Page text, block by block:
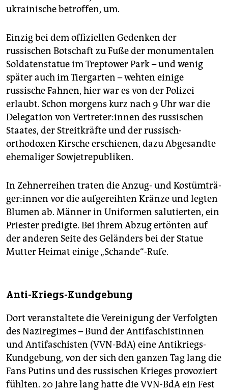
ukrainische betroffen, um.
Einzig bei dem offiziellen Gedenken der
russischen Botschaft zu Fuße der monumentalen
Soldatenstatue im Treptower Park – und wenig
später auch im Tiergarten – wehten einige
russische Fahnen, hier war es von der Polizei
erlaubt. Schon morgens kurz nach 9 Uhr war die
Delegation von Ver­tre­te­r:in­nen des russischen
Staates, der Streitkräfte und der russisch-
orthodoxen Kirsche erschienen, dazu Abgesandte
ehemaliger Sowjetrepubliken.
In Zehnerreihen traten die Anzug- und Kos­tüm­trä­
ge­r:in­nen vor die aufgereihten Kränze und legten
Blumen ab. Männer in Uniformen salutierten, ein
Priester predigte. Bei ihrem Abzug ertönten auf
der anderen Seite des Geländers bei der Statue
Mutter Heimat einige „Schande“-Rufe.
Anti-Kriegs-Kundgebung
Dort veranstaltete die Vereinigung der Verfolgten
des Naziregimes – Bund der Antifaschistinnen
und Antifaschisten (VVN-BdA) eine Antikriegs-
Kundgebung, von der sich den ganzen Tag lang die
Fans Putins und des russischen Krieges provoziert
fühlten. 20 Jahre lang hatte die VVN-BdA ein Fest